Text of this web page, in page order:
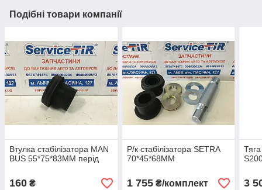
Подібні товари компанії
Втулка стабілізатора MAN
BUS 55*75*83MM перід
160 ₴
Р/к стабілізатора SETRA
70*45*68ММ
1 755₴/комплект 3